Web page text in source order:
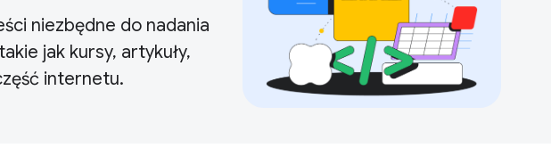
niezbędne do nadania
jak kursy, artykuły,
internetu.